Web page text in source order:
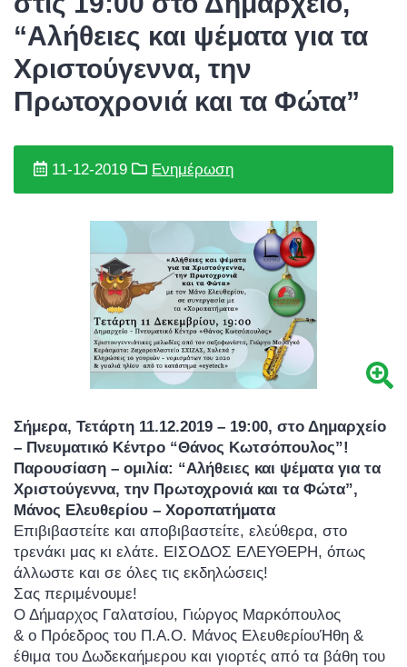
“Αλήθειες και ψέματα για τα
Χριστούγεννα, την
Πρωτοχρονιά και τα Φώτα”
11-12-2019 Ενημέρωση
Σήμερα, Τετάρτη 11.12.2019 – 19:00, στο Δημαρχείο
– Πνευματικό Κέντρο “Θάνος Κωτσόπουλος”!
Παρουσίαση – ομιλία: “Αλήθειες και ψέματα για τα
Χριστούγεννα, την Πρωτοχρονιά και τα Φώτα”,
Μάνος Ελευθερίου – Χοροπατήματα
Επιβιβαστείτε και αποβιβαστείτε, ελεύθερα, στο
τρενάκι μας κι ελάτε. ΕΙΣΟΔΟΣ ΕΛΕΥΘΕΡΗ, όπως
άλλωστε και σε όλες τις εκδηλώσεις!
Σας περιμένουμε!
Ο Δήμαρχος Γαλατσίου, Γιώργος Μαρκόπουλος
& ο Πρόεδρος του Π.Α.Ο. Μάνος ΕλευθερίουΉθη &
έθιμα του Δωδεκαήμερου και γιορτές από τα βάθη του